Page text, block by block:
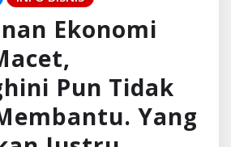
INFO BISNIS
Ekonomi